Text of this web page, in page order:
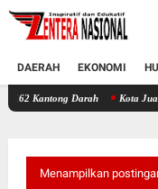
DAERAH EKONOMI
Darah Kota Juang Melaju
Menampilkan